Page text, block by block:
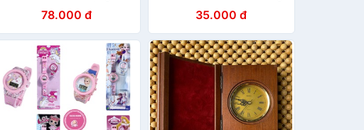
mickey Mẹ Bắp Shop cho
bé từ 1 đến 10 tuổi
78.000 đ
tặng gói đậu Hà Lan
35.000 đ